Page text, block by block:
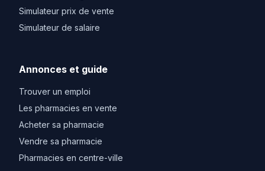
Simulateur prix de vente
Simulateur de salaire
Annonces et guide
Trouver un emploi
Les pharmacies en vente
Acheter sa pharmacie
Vendre sa pharmacie
Pharmacies en centre-ville